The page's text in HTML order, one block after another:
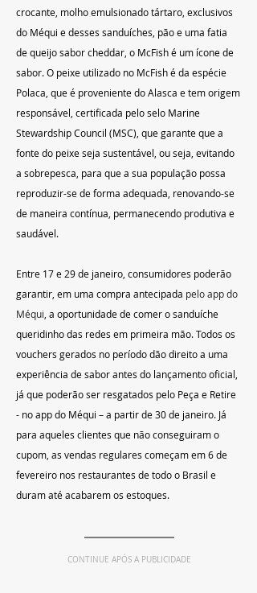
crocante, molho emulsionado tártaro, exclusivos
do Méqui e desses sanduíches, pão e uma fatia
de queijo sabor cheddar, o McFish é um ícone de
sabor. O peixe utilizado no McFish é da espécie
Polaca, que é proveniente do Alasca e tem origem
responsável, certificada pelo selo Marine
Stewardship Council (MSC), que garante que a
fonte do peixe seja sustentável, ou seja, evitando
a sobrepesca, para que a sua população possa
reproduzir-se de forma adequada, renovando-se
de maneira contínua, permanecendo produtiva e
saudável.
Entre 17 e 29 de janeiro, consumidores poderão
garantir, em uma compra antecipada pelo app do
Méqui, a oportunidade de comer o sanduíche
queridinho das redes em primeira mão. Todos os
vouchers gerados no período dão direito a uma
experiência de sabor antes do lançamento oficial,
já que poderão ser resgatados pelo Peça e Retire
- no app do Méqui – a partir de 30 de janeiro. Já
para aqueles clientes que não conseguiram o
cupom, as vendas regulares começam em 6 de
fevereiro nos restaurantes de todo o Brasil e
duram até acabarem os estoques.
CONTINUE APÓS A PUBLICIDADE